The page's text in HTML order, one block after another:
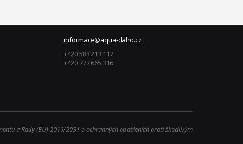
informace@aqua-daho.cz
+420 583 213 117
+420 777 665 316
a Rady (EU) 2016/2031 o ochranných opatřeních proti škodlivým